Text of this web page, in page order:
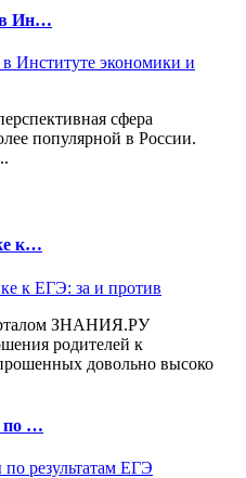
в Ин…
сфера
популярной в России.
к…
ЗНАНИЯ.РУ
родителей к
довольно высоко
по …